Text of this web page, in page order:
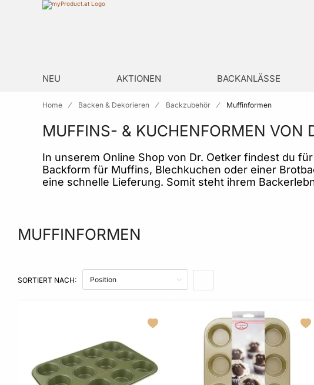
Zur Homepage
NEU AKTIONEN BACKANLÄSSE
Home Backen & Dekorieren Backzubehör Muffinformen
MUFFINS- & KUCHENFORMEN VON
In unserem Online Shop von Dr. Oetker findest du
Backform für Muffins, Blechkuchen oder einer
eine schnelle Lieferung. Somit steht ihrem
MUFFINFORMEN
SORTIERT NACH: